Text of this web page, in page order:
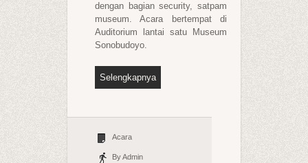
dengan bagiansecurity, satpam
museum. Acara bertempat di
Auditorium lantai satu Museum
Sonobudoyo.
Selengkapnya
Acara
By Admin